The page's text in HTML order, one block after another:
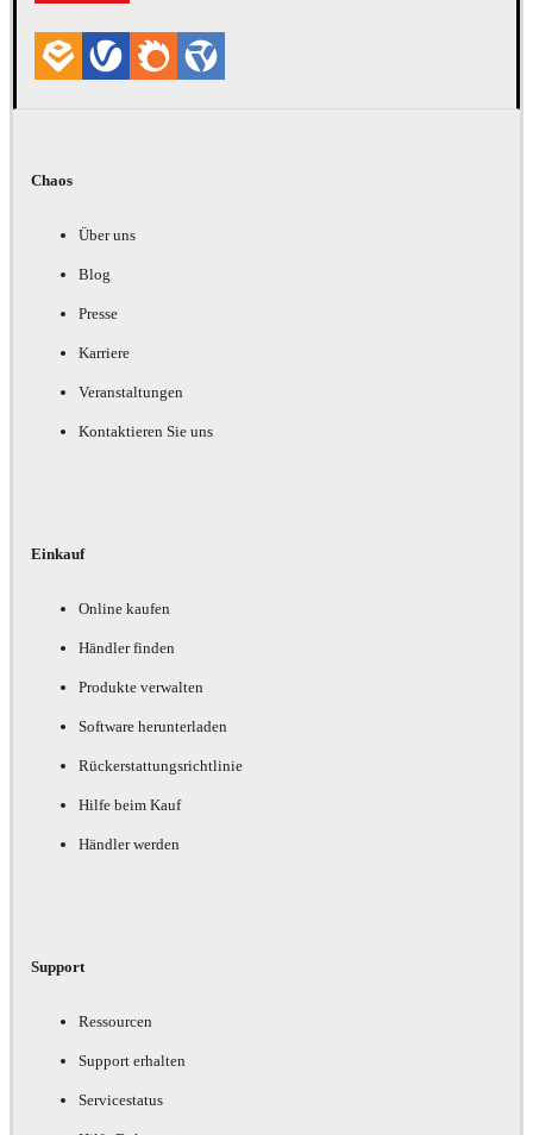
Chaos
Über uns
Blog
Presse
Karriere
Veranstaltungen
Kontaktieren Sie uns
Einkauf
Online kaufen
Händler finden
Produkte verwalten
Software herunterladen
Rückerstattungsrichtlinie
Hilfe beim Kauf
Händler werden
Support
Ressourcen
Support erhalten
Servicestatus